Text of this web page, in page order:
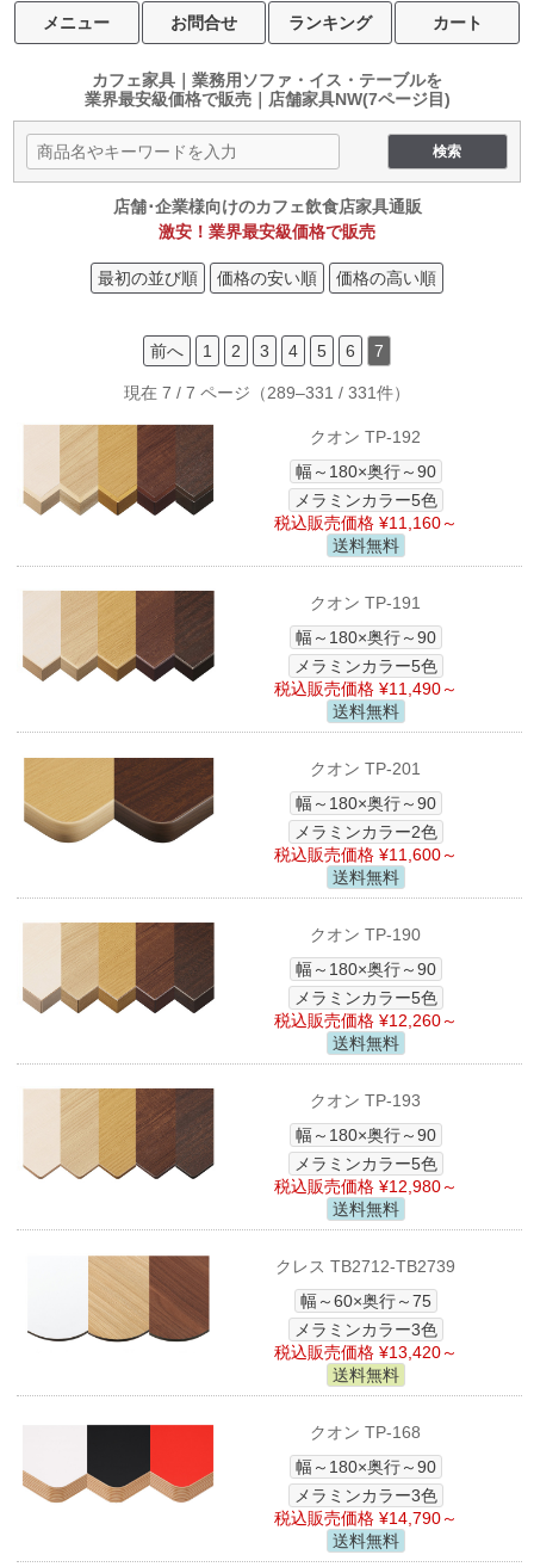
メニュー お問合せ ランキング カート
カフェ家具｜業務用ソファ・イス・テーブルを
業界最安級価格で販売｜店舗家具NW(7ページ目)
店舗･企業様向けのカフェ飲食店家具通販
激安！業界最安級価格で販売
最初の並び順 価格の安い順 価格の高い順
前へ 1 2 3 4 5 6 7
現在 7 / 7 ページ（289–331 / 331件）
クオン TP-192
幅～180×奥行～90
メラミンカラー5色
税込販売価格 ¥11,160～
送料無料
クオン TP-191
幅～180×奥行～90
メラミンカラー5色
税込販売価格 ¥11,490～
送料無料
クオン TP-201
幅～180×奥行～90
メラミンカラー2色
税込販売価格 ¥11,600～
送料無料
クオン TP-190
幅～180×奥行～90
メラミンカラー5色
税込販売価格 ¥12,260～
送料無料
クオン TP-193
幅～180×奥行～90
メラミンカラー5色
税込販売価格 ¥12,980～
送料無料
クレス TB2712-TB2739
幅～60×奥行～75
メラミンカラー3色
税込販売価格 ¥13,420～
送料無料
クオン TP-168
幅～180×奥行～90
メラミンカラー3色
税込販売価格 ¥14,790～
送料無料